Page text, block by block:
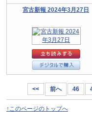
宮古新報 2024年3月27日
<< 前へ 46
↑このページのトップへ